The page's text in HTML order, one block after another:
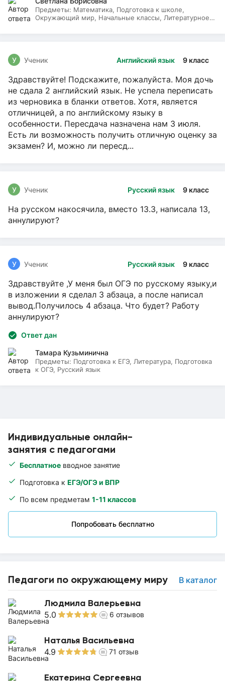
Индивидуальные онлайн-
занятия с педагогами
Бесплатное вводное занятие
Подготовка к ЕГЭ/ОГЭ и ВПР
По всем предметам 1-11 классов
Попробовать бесплатно
Педагоги по окружающему миру В каталог
Людмила Валерьевна
5.0 6 отзывов
Наталья Васильевна
4.9 71 отзыв
Екатерина Сергеевна
Предметы: Математика, Подготовка к школе,
Окружающий мир, Начальные классы, Литературное
Английский язык 9 класс
У Ученик
Здравствуйте! Подскажите, пожалуйста. Моя дочь
не сдала 2 английский язык. Не успела переписать
из черновика в бланки ответов. Хотя, является
отличницей, а по английскому языку в
особенности. Пересдача назначена нам 3 июля.
Есть ли возможность получить отличную оценку за
экзамен? И, можно ли пересд...
Русский язык 9 класс
У Ученик
На русском накосячила, вместо 13.3, написала 13,
аннулируют?
Русский язык 9 класс
У Ученик
Здравствуйте ,У меня был ОГЭ по русскому языку,и
в изложении я сделал 3 абзаца, а после написал
вывод.Получилось 4 абзаца. Что будет? Работу
аннулируют?
Ответ дан
Тамара Кузьминична
Предметы: Подготовка к ЕГЭ, Литература, Подготовка
к ОГЭ, Русский язык